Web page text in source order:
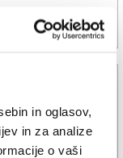
in oglasov,
in za analize
o vaši